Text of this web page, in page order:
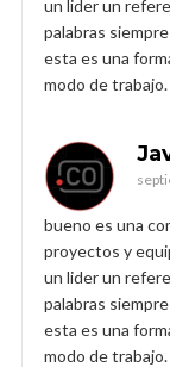
un lider un
palabras
esta es una
modo de trabajo.
bueno es una
proyectos y
un lider un
palabras
esta es una
modo de trabajo.